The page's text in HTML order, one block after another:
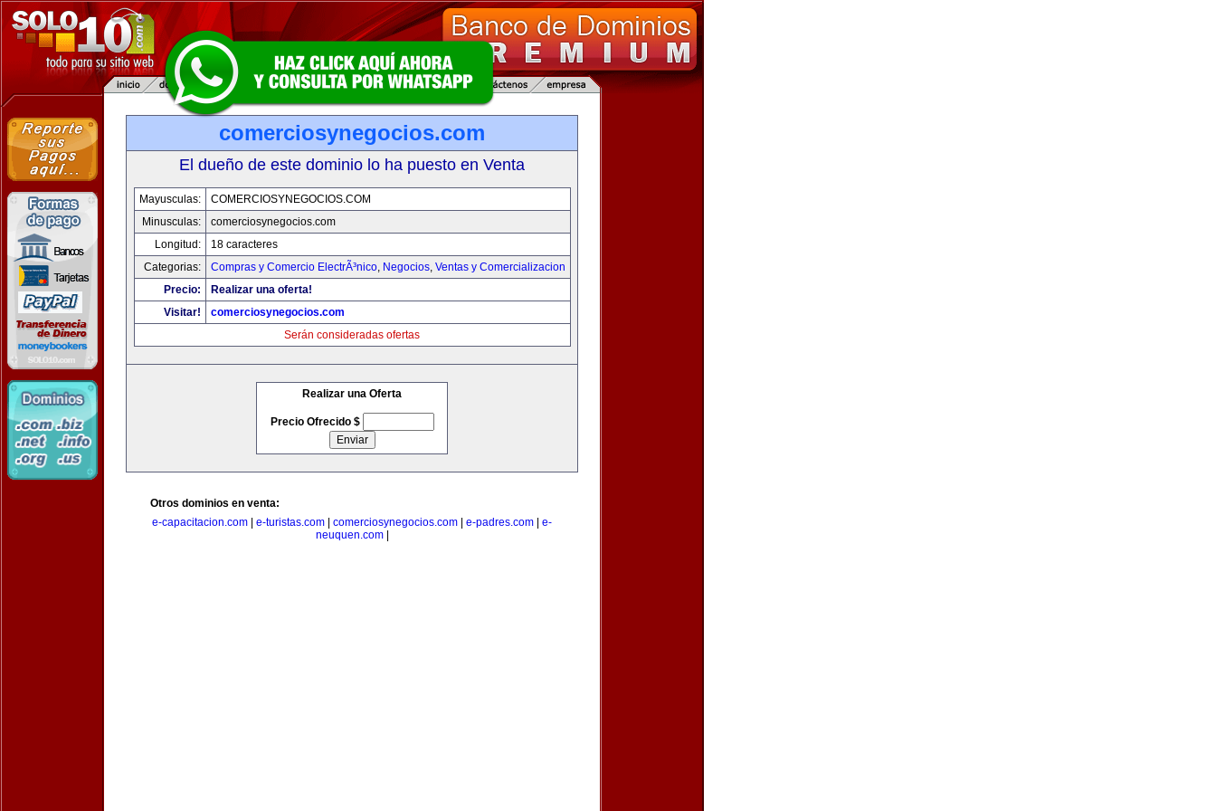
comerciosynegocios.com
El dueño de este dominio lo ha puesto en Venta
Mayusculas:
COMERCIOSYNEGOCIOS.COM
Minusculas:
comerciosynegocios.com
Longitud:
18 caracteres
Categorias:
Compras y Comercio ElectrÃ³nico, Negocios, Ventas y Comercializacion
Precio:
Realizar una oferta!
Visitar!
comerciosynegocios.com
Serán consideradas ofertas
Realizar una Oferta
Precio Ofrecido $
Otros dominios en venta:
e-capacitacion.com
e-turistas.com comerciosynegocios.com e-padres.com
e-
neuquen.com|